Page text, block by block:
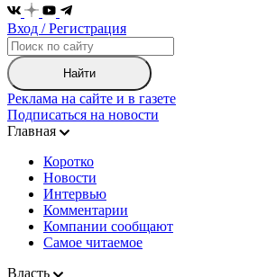
Вход / Регистрация
Найти
Реклама на сайте и в газете
Подписаться на новости
Главная
Коротко
Новости
Интервью
Комментарии
Компании сообщают
Самое читаемое
Власть